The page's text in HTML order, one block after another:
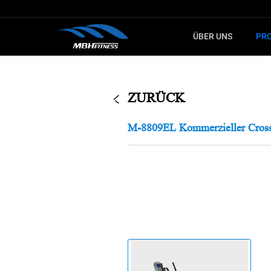
ÜBER UNS
LERNEN SIE
ZURÜCK
M-8809EL Kommerzieller